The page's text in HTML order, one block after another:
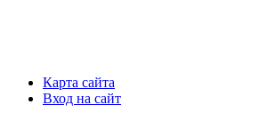
Карта сайта
Вход на сайт